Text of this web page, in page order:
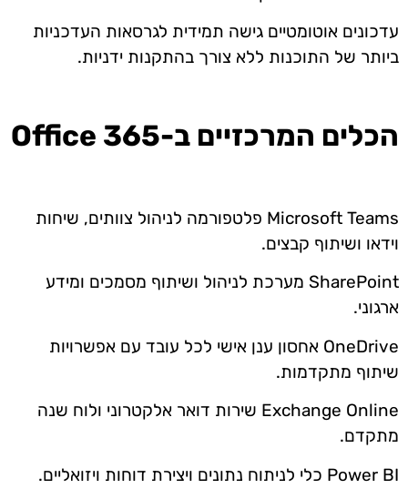
עדכונים אוטומטיים גישה תמידית לגרסאות העדכניות
ביותר של התוכנות ללא צורך בהתקנות ידניות.
הכלים המרכזיים ב- Office 365
Microsoft Teams פלטפורמה לניהול צוותים, שיחות
וידאו ושיתוף קבצים.
SharePoint מערכת לניהול ושיתוף מסמכים ומידע
ארגוני.
OneDrive אחסון ענן אישי לכל עובד עם אפשרויות
שיתוף מתקדמות.
Exchange Online שירות דואר אלקטרוני ולוח שנה
מתקדם.
Power BI כלי לניתוח נתונים ויצירת דוחות ויזואליים.